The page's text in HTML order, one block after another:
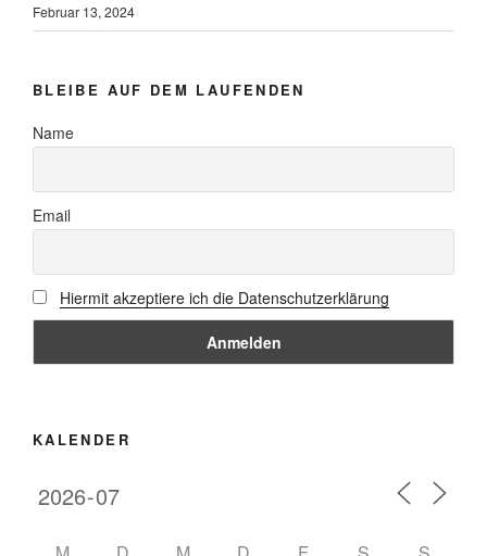
Februar 13, 2024
BLEIBE AUF DEM LAUFENDEN
Name
Email
Hiermit akzeptiere ich die Datenschutzerklärung
KALENDER